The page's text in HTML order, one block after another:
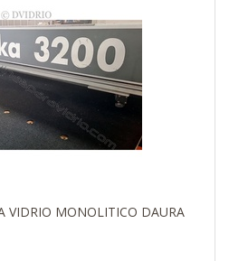
VIDRIO MONOLITICO DAURA